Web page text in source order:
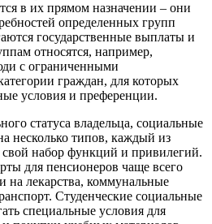
в их прямом назначении – они
определенных групп
государственные выплаты и
относятся, например,
с ограниченными
граждан, для которых
условия и преференции.
статуса владельца, социальные
несколько типов, каждый из
свой набор функций и привилегий.
для пенсионеров чаще всего
на лекарства, коммунальные
Студенческие социальные
специальные условия для